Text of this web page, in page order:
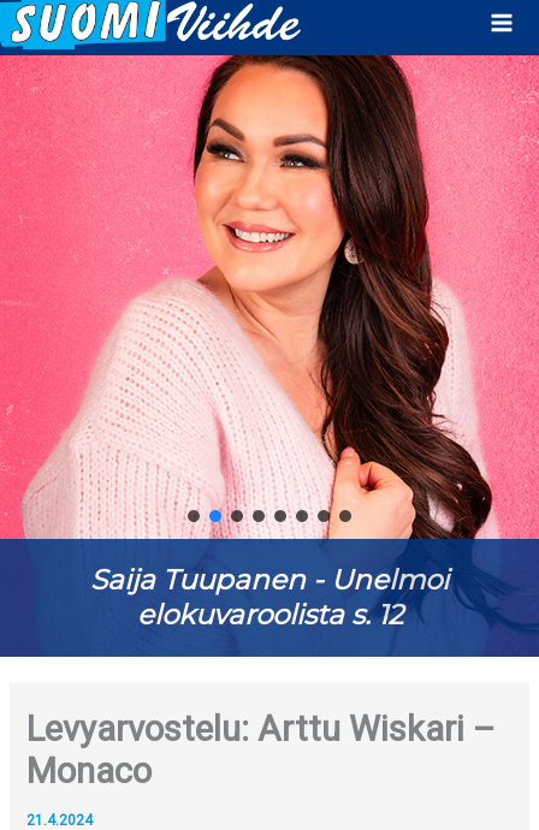
Saija Tuupanen - Unelmoi
elokuvaroolista s. 12
Levyarvostelu: Arttu Wiskari –
Monaco
21.4.2024